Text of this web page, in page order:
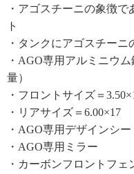
・アゴスチーニの象徴
ト
・タンクにアゴスチーニ
・AGO専用アルミニウ
量）
・フロントサイズ＝
・リアサイズ＝6.00×17
・AGO専用デザインシ
・AGO専用ミラー
・カーボンフロントフェ